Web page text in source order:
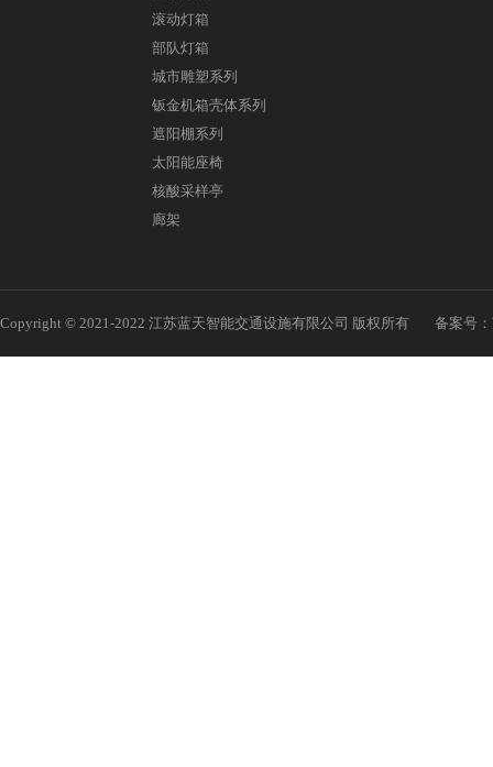
滚动灯箱
部队灯箱
城市雕塑系列
钣金机箱壳体系列
遮阳棚系列
太阳能座椅
核酸采样亭
廊架
Copyright © 2021-2022 江苏蓝天智能交通设施有限公司 版权所有 备案号